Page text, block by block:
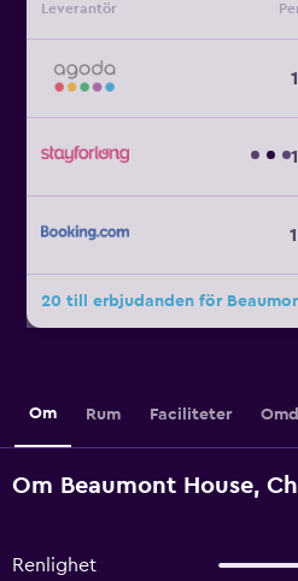
Leverantör
20 till erbjudanden för
Om Rum Faciliteter
Om Beaumont House,
Renlighet